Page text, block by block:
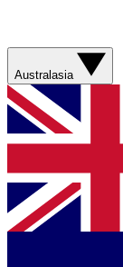
Australasia